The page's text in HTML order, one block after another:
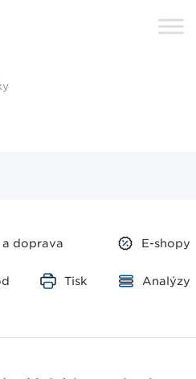
a doprava E-shopy
Tisk Analýzy